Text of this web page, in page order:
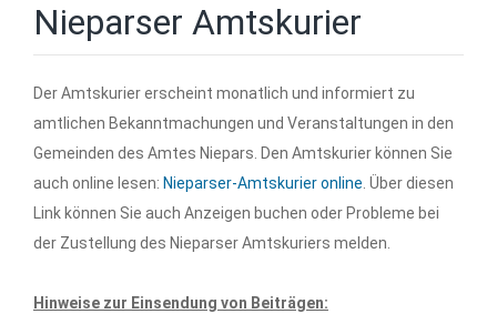
Nieparser Amtskurier
Der Amtskurier erscheint monatlich und informiert zu
amtlichen Bekanntmachungen und Veranstaltungen in den
Gemeinden des Amtes Niepars. Den Amtskurier können Sie
auch online lesen: Nieparser-Amtskurier online. Über diesen
Link können Sie auch Anzeigen buchen oder Probleme bei
der Zustellung des Nieparser Amtskuriers melden.
Hinweise zur Einsendung von Beiträgen: